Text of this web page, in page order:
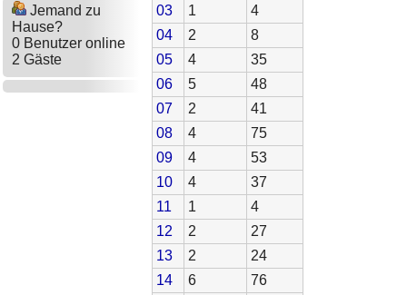
Jemand zu
Hause?
0 Benutzer online
2 Gäste
03
1
4
04
2
8
05
4
35
06
5
48
07
2
41
08
4
75
09
4
53
10
4
37
11
1
4
12
2
27
13
2
24
14
6
76